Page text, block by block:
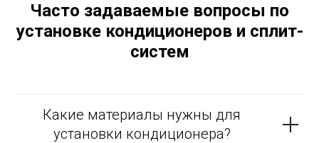
Часто задаваемые вопросы по
установке кондиционеров и сплит-
систем
Какие материалы нужны для
установки кондиционера?